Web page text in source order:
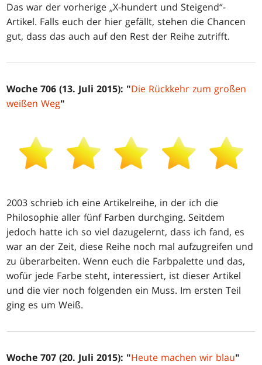
Das war der vorherige „X-hundert und Steigend“-
Artikel. Falls euch der hier gefällt, stehen die Chancen
gut, dass das auch auf den Rest der Reihe zutrifft.
Woche 706 (13. Juli 2015): "Die Rückkehr zum großen
weißen Weg"
2003 schrieb ich eine Artikelreihe, in der ich die
Philosophie aller fünf Farben durchging. Seitdem
jedoch hatte ich so viel dazugelernt, dass ich fand, es
war an der Zeit, diese Reihe noch mal aufzugreifen und
zu überarbeiten. Wenn euch die Farbpalette und das,
wofür jede Farbe steht, interessiert, ist dieser Artikel
und die vier noch folgenden ein Muss. Im ersten Teil
ging es um Weiß.
Woche 707 (20. Juli 2015): "Heute machen wir blau"